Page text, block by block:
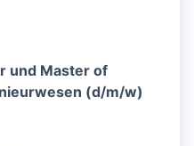
und Master of
(d/m/w)